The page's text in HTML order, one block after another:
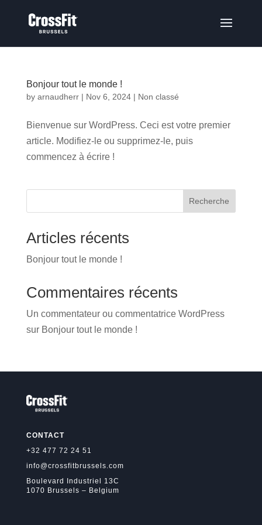
Bonjour tout le monde !
by arnaudherr| Nov 6, 2024| Non classé
Bienvenue sur WordPress. Ceci est votre premier
article. Modifiez-le ou supprimez-le, puis
commencez à écrire !
Recherche
Articles récents
Bonjour tout le monde !
Commentaires récents
Un commentateur ou commentatrice WordPress
sur Bonjour tout le monde !
CONTACT
+32 477 72 24 51
info@crossfitbrussels.com
Boulevard Industriel 13C
1070 Brussels – Belgium